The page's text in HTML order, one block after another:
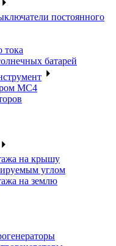
постоянного
тока
батарей
МС4
на крышу
углом
на землю